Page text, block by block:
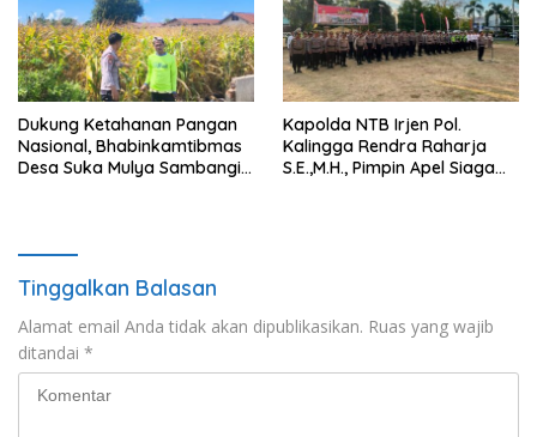
Dukung Ketahanan Pangan
Nasional, Bhabinkamtibmas
Desa Suka Mulya Sambangi
Kapolda NTB Irjen Pol.
Kalingga Rendra Raharja
S.E.,M.H., Pimpin Apel Siaga
Tinggalkan Balasan
Alamat email Anda tidak akan dipublikasikan. Ruas yang wajib
ditandai *